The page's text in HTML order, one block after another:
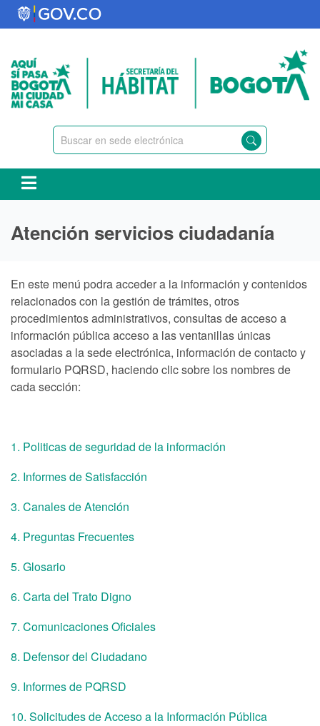
Pasar
al
principal
Atención servicios ciudadanía
En este menú podra acceder a la información y contenidos
relacionados con la gestión de trámites, otros
procedimientos administrativos, consultas de acceso a
información pública acceso a las ventanillas únicas
asociadas a la sede electrónica, información de contacto y
formulario PQRSD, haciendo clic sobre los nombres de
cada sección:
1. Politicas de seguridad de la información
2. Informes de Satisfacción
3. Canales de Atención
4. Preguntas Frecuentes
5. Glosario
6. Carta del Trato Digno
7. Comunicaciones Oficiales
8. Defensor del Ciudadano
9. Informes de PQRSD
10. Solicitudes de Acceso a la Información Pública